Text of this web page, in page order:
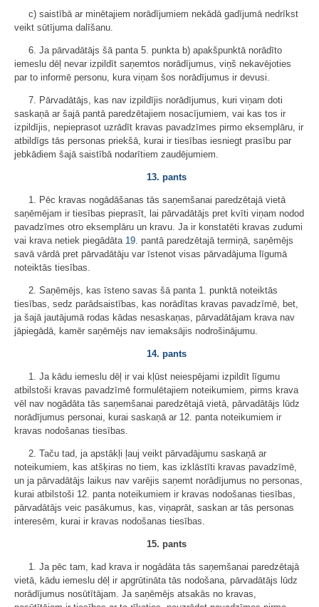
c) saistībā ar minētajiem norādījumiem nekādā gadījumā nedrīkst
veikt sūtījuma dalīšanu.
6. Ja pārvadātājs šā panta 5. punkta b) apakšpunktā norādīto
iemeslu dēļ nevar izpildīt saņemtos norādījumus, viņš nekavējoties
par to informē personu, kura viņam šos norādījumus ir devusi.
7. Pārvadātājs, kas nav izpildījis norādījumus, kuri viņam doti
saskaņā ar šajā pantā paredzētajiem nosacījumiem, vai kas tos ir
izpildījis, nepieprasot uzrādīt kravas pavadzīmes pirmo eksemplāru, ir
atbildīgs tās personas priekšā, kurai ir tiesības iesniegt prasību par
jebkādiem šajā saistībā nodarītiem zaudējumiem.
13. pants
1. Pēc kravas nogādāšanas tās saņemšanai paredzētajā vietā
saņēmējam ir tiesības pieprasīt, lai pārvadātājs pret kvīti viņam nodod
pavadzīmes otro eksemplāru un kravu. Ja ir konstatēti kravas zudumi
vai krava netiek piegādāta 19. pantā paredzētajā termiņā, saņēmējs
savā vārdā pret pārvadātāju var īstenot visas pārvadājuma līgumā
noteiktās tiesības.
2. Saņēmējs, kas īsteno savas šā panta 1. punktā noteiktās
tiesības, sedz parādsaistības, kas norādītas kravas pavadzīmē, bet,
ja šajā jautājumā rodas kādas nesaskaņas, pārvadātājam krava nav
jāpiegādā, kamēr saņēmējs nav iemaksājis nodrošinājumu.
14. pants
1. Ja kādu iemeslu dēļ ir vai kļūst neiespējami izpildīt līgumu
atbilstoši kravas pavadzīmē formulētajiem noteikumiem, pirms krava
vēl nav nogādāta tās saņemšanai paredzētajā vietā, pārvadātājs lūdz
norādījumus personai, kurai saskaņā ar 12. panta noteikumiem ir
kravas nodošanas tiesības.
2. Taču tad, ja apstākļi ļauj veikt pārvadājumu saskaņā ar
noteikumiem, kas atšķiras no tiem, kas izklāstīti kravas pavadzīmē,
un ja pārvadātājs laikus nav varējis saņemt norādījumus no personas,
kurai atbilstoši 12. panta noteikumiem ir kravas nodošanas tiesības,
pārvadātājs veic pasākumus, kas, viņaprāt, saskan ar tās personas
interesēm, kurai ir kravas nodošanas tiesības.
15. pants
1. Ja pēc tam, kad krava ir nogādāta tās saņemšanai paredzētajā
vietā, kādu iemeslu dēļ ir apgrūtināta tās nodošana, pārvadātājs lūdz
norādījumus nosūtītājam. Ja saņēmējs atsakās no kravas,